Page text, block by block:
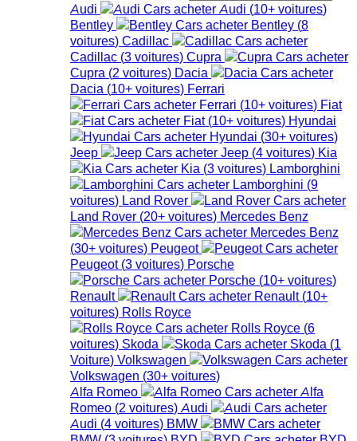
Audi Audi (10+ voitures)
Bentley
Bentley (8
voitures) Cadillac
Cadillac (3 voitures) Cupra
Cupra (2 voitures) Dacia
Dacia (10+ voitures) Ferrari
Ferrari (10+ voitures) Fiat
Fiat (10+ voitures) Hyundai
Hyundai (30+ voitures)
Jeep
Jeep (4 voitures) Kia
Kia (3 voitures) Lamborghini
Lamborghini (9
voitures) Land Rover
Land Rover (20+ voitures) Mercedes Benz
Mercedes Benz
(30+ voitures) Peugeot
Peugeot (3 voitures) Porsche
Porsche (10+ voitures)
Renault
Renault (10+
voitures) Rolls Royce
Rolls Royce (6
voitures) Skoda Skoda (1
Voiture) Volkswagen
Volkswagen (30+ voitures)
Alfa Romeo
Alfa
Romeo (2 voitures) Audi
Audi (4 voitures) BMW